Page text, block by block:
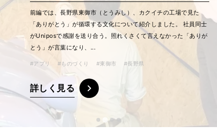
「社員数をほとんど増やさずに、営業利益を5年で3倍にした会社
がある」 そう聞くと、まず思い浮かぶのは、新しい設備や大胆な
事業戦略のようなものかもしれません。けれど、そのきっかけの
ひとつが、社員同士で「...
#アプリ #ピックアップ #ものづくり #東御市 #長野県
詳しく見る